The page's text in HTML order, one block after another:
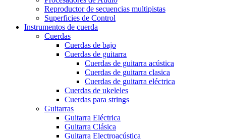
Reproductor de secuencias multipistas
Superficies de Control
Instrumentos de cuerda
Cuerdas
Cuerdas de bajo
Cuerdas de guitarra
Cuerdas de guitarra acústica
Cuerdas de guitarra clasica
Cuerdas de guitarra eléctrica
Cuerdas de ukeleles
Cuerdas para strings
Guitarras
Guitarra Eléctrica
Guitarra Clásica
Guitarra Electroacústica